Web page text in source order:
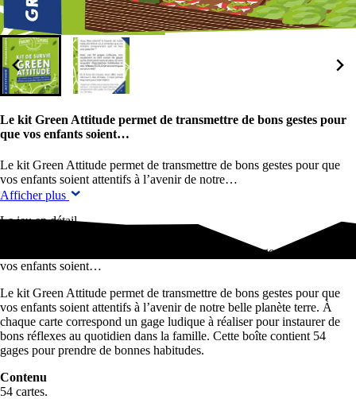
Le kit Green Attitude permet de transmettre de bons gestes pour
que vos enfants soient…
Le kit Green Attitude permet de transmettre de bons gestes pour que
vos enfants soient attentifs à l’avenir de notre…
Afficher plus
Le jeu en détail
Le kit Green Attitude permet de transmettre de bons gestes pour que
vos enfants soient…
Le kit Green Attitude permet de transmettre de bons gestes pour que
vos enfants soient attentifs à l’avenir de notre belle planète terre. À
chaque carte correspond un gage ludique à réaliser pour instaurer de
bons réflexes au quotidien dans la famille. Cette boîte contient 54
gages pour prendre de bonnes habitudes.
Contenu
54 cartes.